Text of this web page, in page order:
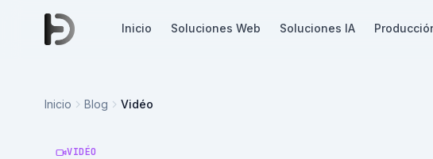
Inicio Soluciones Web Soluciones IA
Inicio Blog Vidéo
VIDÉO